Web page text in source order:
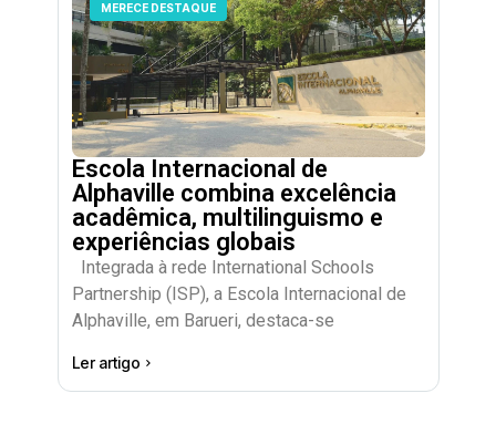
MERECE DESTAQUE
Escola Internacional de
Alphaville combina excelência
acadêmica, multilinguismo e
experiências globais
Integrada à rede International Schools
Partnership (ISP), a Escola Internacional de
Alphaville, em Barueri, destaca-se
Ler artigo